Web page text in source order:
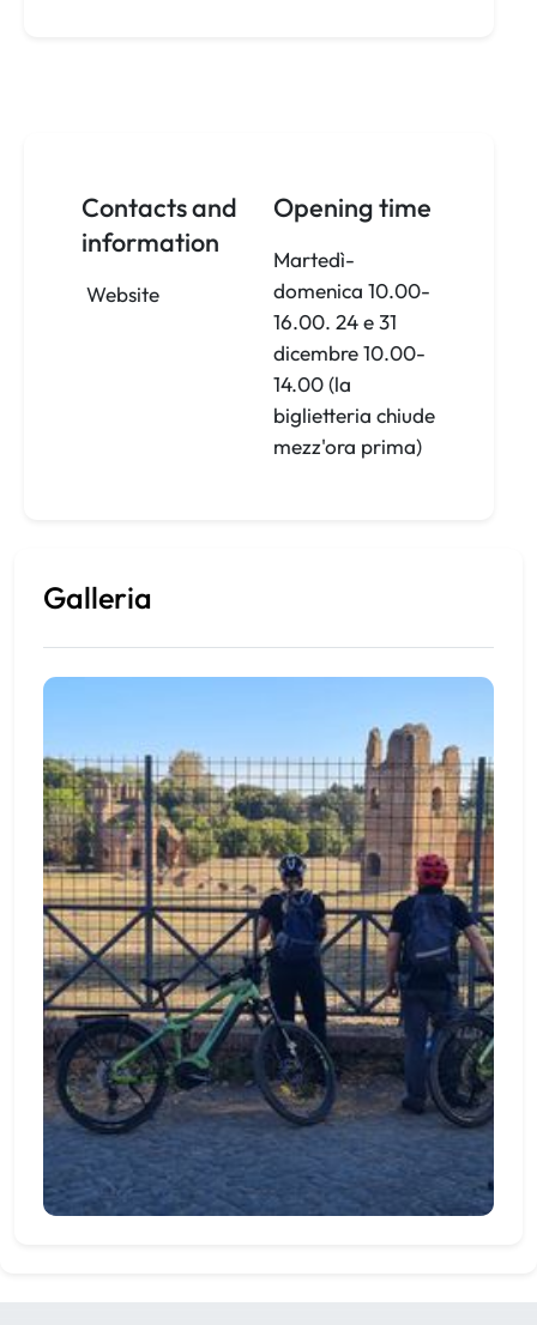
Contacts and
information
Website
Opening time
Martedì-
domenica 10.00-
16.00. 24 e 31
dicembre 10.00-
14.00 (la
biglietteria chiude
mezz'ora prima)
Galleria